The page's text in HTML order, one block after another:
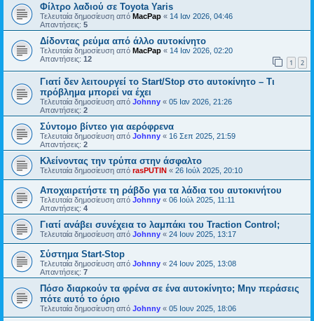
Φίλτρο λαδιού σε Toyota Yaris
Τελευταία δημοσίευση από MacPap « 14 Ιαν 2026, 04:46
Απαντήσεις: 5
Δίδοντας ρεύμα από άλλο αυτοκίνητο
Τελευταία δημοσίευση από MacPap « 14 Ιαν 2026, 02:20
Απαντήσεις: 12 1 2
Γιατί δεν λειτουργεί το Start/Stop στο αυτοκίνητο – Τι
πρόβλημα μπορεί να έχει
Τελευταία δημοσίευση από Johnny « 05 Ιαν 2026, 21:26
Απαντήσεις: 2
Σύντομο βίντεο για αερόφρενα
Τελευταία δημοσίευση από Johnny « 16 Σεπ 2025, 21:59
Απαντήσεις: 2
Κλείνοντας την τρύπα στην άσφαλτο
Τελευταία δημοσίευση από rasPUTIN « 26 Ιούλ 2025, 20:10
Αποχαιρετήστε τη ράβδο για τα λάδια του αυτοκινήτου
Τελευταία δημοσίευση από Johnny « 06 Ιούλ 2025, 11:11
Απαντήσεις: 4
Γιατί ανάβει συνέχεια το λαμπάκι του Traction Control;
Τελευταία δημοσίευση από Johnny « 24 Ιουν 2025, 13:17
Σύστημα Start-Stop
Τελευταία δημοσίευση από Johnny « 24 Ιουν 2025, 13:08
Απαντήσεις: 7
Πόσο διαρκούν τα φρένα σε ένα αυτοκίνητο; Μην περάσεις
πότε αυτό το όριο
Τελευταία δημοσίευση από Johnny « 05 Ιουν 2025, 18:06